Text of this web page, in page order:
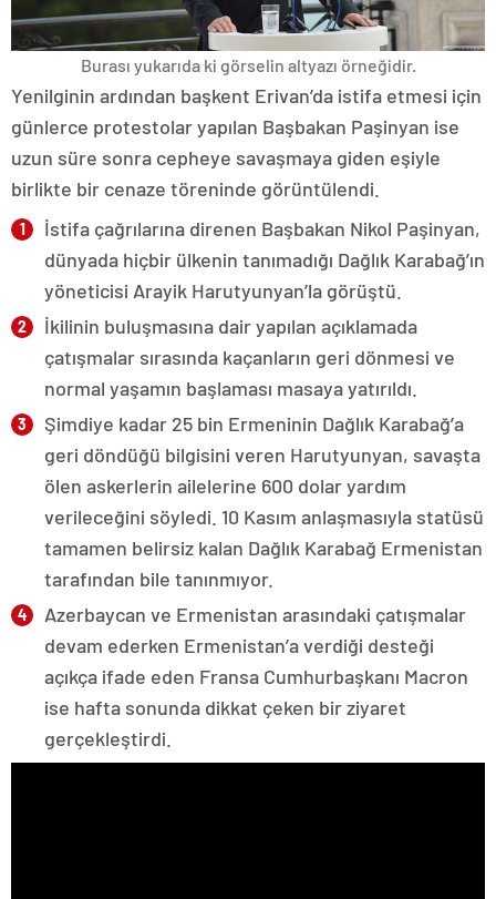
Burası yukarıda ki görselin altyazı örneğidir.
Yenilginin ardından başkent Erivan’da istifa etmesi için
günlerce protestolar yapılan Başbakan Paşinyan ise
uzun süre sonra cepheye savaşmaya giden eşiyle
birlikte bir cenaze töreninde görüntülendi.
İstifa çağrılarına direnen Başbakan Nikol Paşinyan,
dünyada hiçbir ülkenin tanımadığı Dağlık Karabağ’ın
yöneticisi Arayik Harutyunyan’la görüştü.
İkilinin buluşmasına dair yapılan açıklamada
çatışmalar sırasında kaçanların geri dönmesi ve
normal yaşamın başlaması masaya yatırıldı.
Şimdiye kadar 25 bin Ermeninin Dağlık Karabağ’a
geri döndüğü bilgisini veren Harutyunyan, savaşta
ölen askerlerin ailelerine 600 dolar yardım
verileceğini söyledi. 10 Kasım anlaşmasıyla statüsü
tamamen belirsiz kalan Dağlık Karabağ Ermenistan
tarafından bile tanınmıyor.
Azerbaycan ve Ermenistan arasındaki çatışmalar
devam ederken Ermenistan’a verdiği desteği
açıkça ifade eden Fransa Cumhurbaşkanı Macron
ise hafta sonunda dikkat çeken bir ziyaret
gerçekleştirdi.